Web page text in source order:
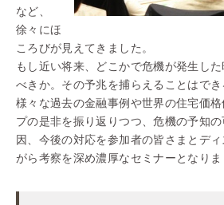
など、
徐々にほ
ころびが見えてきました。
もし近い将来、どこかで危機が発生し
べきか。その予兆を捕らえることはでき
様々な過去の金融事例や世界の住宅価
プの是非を振り返りつつ、危機の予知
因、今後の対応を参加者の皆さまとデ
がら考察を深め濃厚なセミナーとなりま